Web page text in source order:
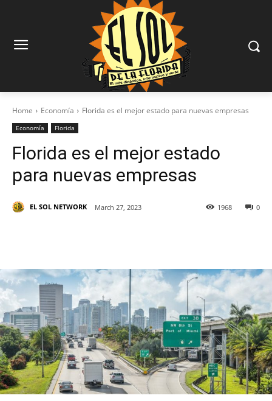
Home Economía Florida es el mejor estado para nuevas empresas
Economía Florida
Florida es el mejor estado
para nuevas empresas
EL SOL NETWORK March 27, 2023 0
1968